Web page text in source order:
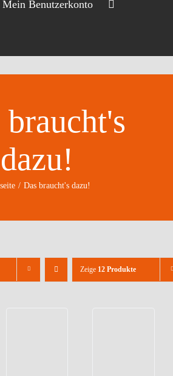
Mein Benutzerkonto
braucht's
dazu!
Das braucht's dazu!
Zeige 12 Produkte